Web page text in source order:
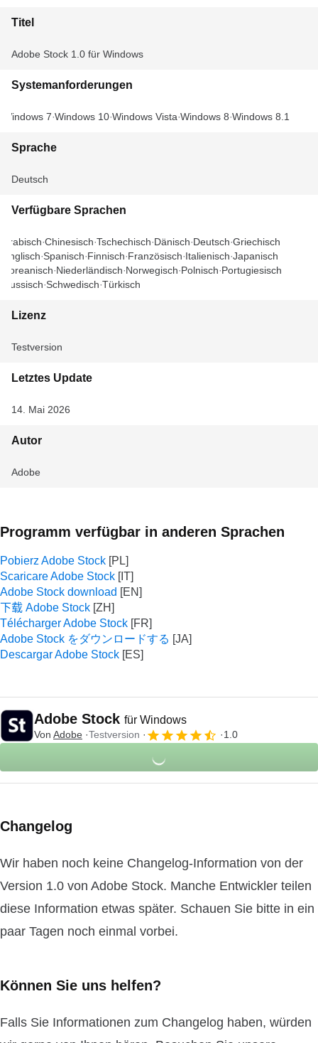
Titel
Adobe Stock 1.0 für Windows
Systemanforderungen
Windows 7 Windows 10 Windows Vista Windows 8 Windows 8.1
Sprache
Deutsch
Verfügbare Sprachen
Arabisch Chinesisch Tschechisch Dänisch Deutsch Griechisch
Englisch Spanisch Finnisch Französisch Italienisch Japanisch
Koreanisch Niederländisch Norwegisch Polnisch Portugiesisch
Russisch Schwedisch Türkisch
Lizenz
Testversion
Letztes Update
14. Mai 2026
Autor
Adobe
Programm verfügbar in anderen Sprachen
Pobierz Adobe Stock
Scaricare Adobe Stock
Adobe Stock download
下载 Adobe Stock
Télécharger Adobe Stock
Adobe Stock をダウンロードする
Descargar Adobe Stock
Adobe Stock für Windows
Von Adobe Testversion 1.0
Changelog
Wir haben noch keine Changelog-Information von der
Version 1.0 von Adobe Stock. Manche Entwickler teilen
diese Information etwas später. Schauen Sie bitte in ein
paar Tagen noch einmal vorbei.
Können Sie uns helfen?
Falls Sie Informationen zum Changelog haben, würden